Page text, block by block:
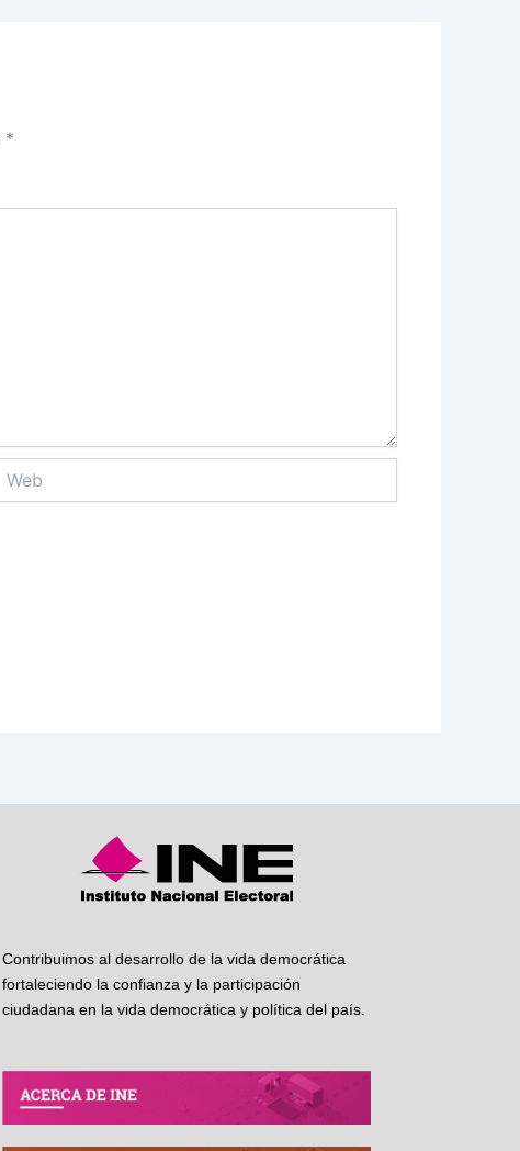
*
Contribuimos al desarrollo de la vida democrática
fortaleciendo la confianza y la participación
ciudadana en la vida democrática y política del país.